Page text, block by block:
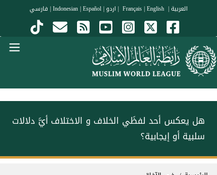
تجاوز إلى المحتوى الرئيسي
العربية|
|English
| اردو|
Indonesian |Español
| فارسي
هل يعكس أحد لفظَي الخلاف و الاختلاف أيَّ دلالات
سلبية أو إيجابية؟
مسار التنقل